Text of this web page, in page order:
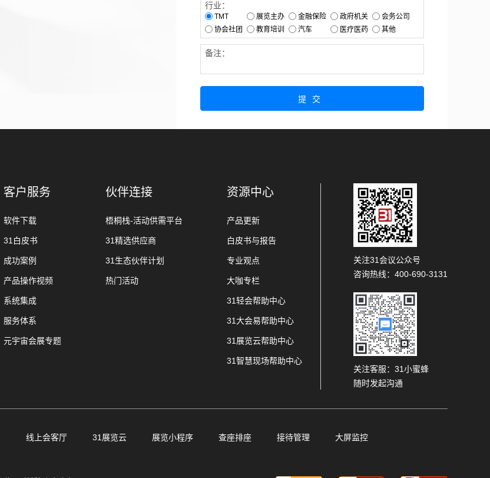
行业：
TMT 展览主办 金融保险 政府机关
会务公司
协会社团
教育培训 汽车 医疗医药 其他
备注：
提交
客户服务
软件下载
31白皮书
成功案例
产品操作视频
系统集成
服务体系
元宇宙会展专题
伙伴连接
梧桐栈-活动供需平台
31精选供应商
31生态伙伴计划
热门活动
资源中心
产品更新
白皮书与报告
专业观点
大咖专栏
31轻会帮助中心
31大会易帮助中心
31展览云帮助中心
31智慧现场帮助中心
关注31会议公众号
咨询热线：400-690-3131
关注客服：31小蜜蜂
随时发起沟通
线上会客厅 31展览云 展览小程序 查座排座 接待管理 大屏监控